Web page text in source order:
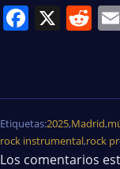
X
Etiquetas:2025,Madrid,
rock instrumental,rock
Los comentarios